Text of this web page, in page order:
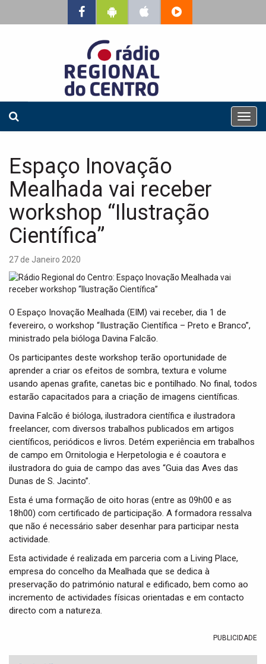
T
o
Espaço Inovação
Mealhada vai receber
workshop “Ilustração
Científica”
27 de Janeiro 2020
O Espaço Inovação Mealhada (EIM) vai receber, dia 1 de
fevereiro, o workshop “Ilustração Científica – Preto e Branco”,
ministrado pela bióloga Davina Falcão.
Os participantes deste workshop terão oportunidade de
aprender a criar os efeitos de sombra, textura e volume
usando apenas grafite, canetas bic e pontilhado. No final, todos
estarão capacitados para a criação de imagens científicas.
Davina Falcão é bióloga, ilustradora científica e ilustradora
freelancer, com diversos trabalhos publicados em artigos
científicos, periódicos e livros. Detém experiência em trabalhos
de campo em Ornitologia e Herpetologia e é coautora e
ilustradora do guia de campo das aves “Guia das Aves das
Dunas de S. Jacinto”.
Esta é uma formação de oito horas (entre as 09h00 e as
18h00) com certificado de participação. A formadora ressalva
que não é necessário saber desenhar para participar nesta
actividade.
Esta actividade é realizada em parceria com a Living Place,
empresa do concelho da Mealhada que se dedica à
preservação do património natural e edificado, bem como ao
incremento de actividades físicas orientadas e em contacto
directo com a natureza.
PUBLICIDADE